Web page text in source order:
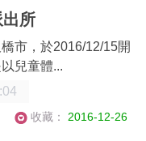
所
市，於2016/12/15開
兒童體...
收藏： 2016-12-26